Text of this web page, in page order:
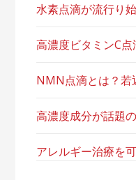
水素点滴が流行り
高濃度ビタミンC
NMN点滴とは？若
高濃度成分が話題
アレルギー治療を